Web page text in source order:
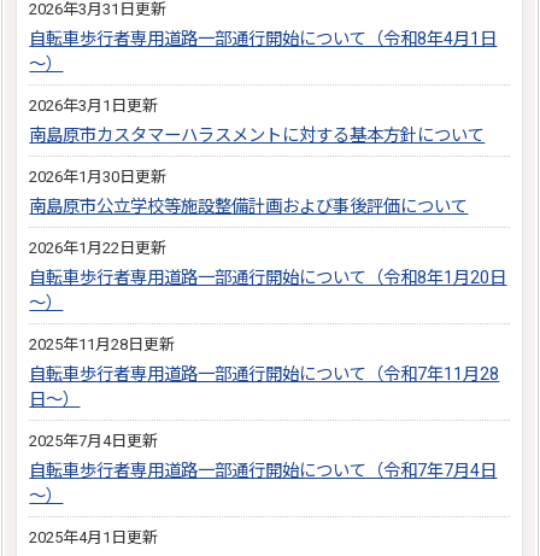
2026年3月31日更新
自転車歩行者専用道路一部通行開始について（令和8年4月1日
～）
2026年3月1日更新
南島原市カスタマーハラスメントに対する基本方針について
2026年1月30日更新
南島原市公立学校等施設整備計画および事後評価について
2026年1月22日更新
自転車歩行者専用道路一部通行開始について（令和8年1月20日
～）
2025年11月28日更新
自転車歩行者専用道路一部通行開始について（令和7年11月28
日～）
2025年7月4日更新
自転車歩行者専用道路一部通行開始について（令和7年7月4日
～）
2025年4月1日更新